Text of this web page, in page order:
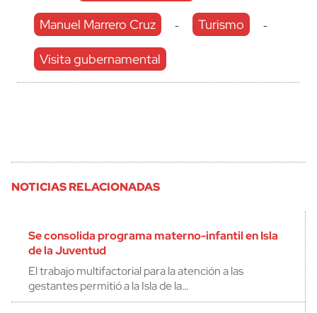
Manuel Marrero Cruz - Turismo -
Visita gubernamental
NOTICIAS RELACIONADAS
Se consolida programa materno-infantil en Isla
de la Juventud
El trabajo multifactorial para la atención a las
gestantes permitió a la Isla de la…